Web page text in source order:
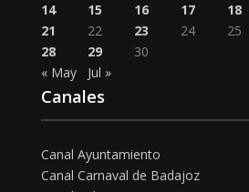
14
15 16 17 18
21
22 23 24 25
28
29
30
« May
Jul »
Canales
Canal Ayuntamiento
Canal Carnaval de Badajoz